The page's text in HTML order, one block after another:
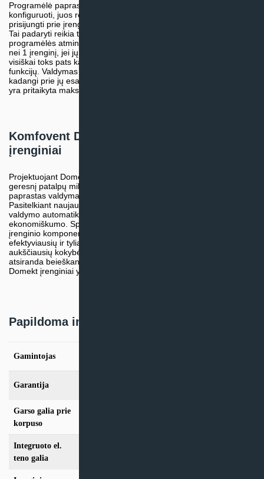
Programėlė paprasta ir nesudėtinga. Įrenginių nereikia papildomai
konfiguruoti, juos reikia tik prijungti prie interneto tinklo. Norint
prisijungti prie įrenginio, reikia nuskenuoti ant jo esantį QR kodą.
Tai padaryti reikia tik kartą, nes susietas įrenginys lieka
programėlės atmintyje, tokiu pat būdu galite prijungti ir daugiau
nei 1 įrenginį, jei jų turite kelis. Programėlės funkcionalumas
visiškai toks pats kaip ir valdymo pultelio, todėl neprarandate jokių
funkcijų. Valdymas per išmanujį įrenginį, gali būti netgi patogesnis,
kadangi prie jų esame labiau įpratę. Programėlės vartotojo sąsaja
yra pritaikyta maksimaliam patogumui.
Komfovent Domekt serijos vėdinimo
įrenginiai
Projektuojant Domekt serijos įrenginius, orientuojamasi į kuo
geresnį patalpų mikroklimato palaikymą. Energijos taupymas ir
paprastas valdymas, tai Komfovent Domekt įrenginių privalumai.
Pasitelkiant naujausias technologijas, gamintojo sukurta išmanioji
valdymo automatika dar labiau prisideda prie Domekt įrenginių
ekonomiškumo. Specialiai sukurti ir inžinierių pritaikyti vėdinimo
įrenginio komponentai paverčia šios serijos kūrinius vienais
efektyviausių ir tyliausių įrenginių rinkoje. Gaminant laikomąsi
aukščiausių kokybės standartų. Atsižvelgus į problemas, kurios
atsiranda beieškant įrenginio sumontavimui tinkamiausios vietos,
Domekt įrenginiai yra paruošti kompaktiškiausiam sumontavimui.
Papildoma informacija
Gamintojas
Garantija
Garso galia prie
korpuso
Integruoto el.
teno galia